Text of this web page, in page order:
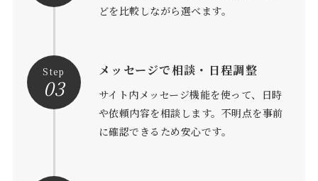
どを比較しながら選べます。
Step
03
メッセージで相談・日程調整
サイト内メッセージ機能を使って、日時
や依頼内容を相談します。不明点を事前
に確認できるため安心です。